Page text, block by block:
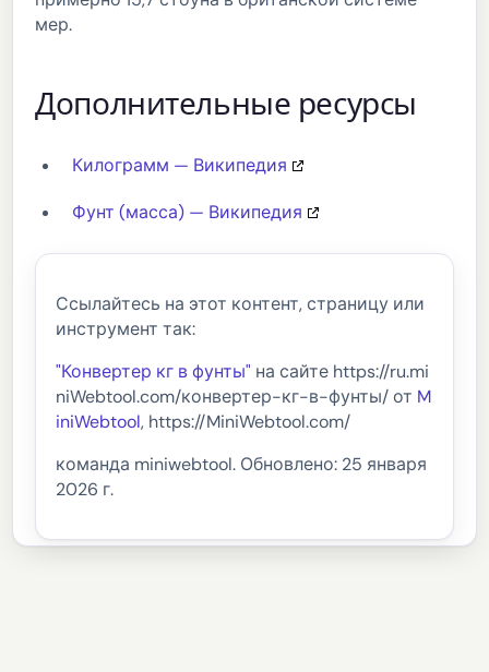
мер.
Дополнительные ресурсы
Килограмм — Википедия
Фунт (масса) — Википедия
Ссылайтесь на этот контент, страницу или
инструмент так:
"Конвертер кг в фунты" на сайте https://ru.mi
niWebtool.com/конвертер-кг-в-фунты/ от M
iniWebtool, https://MiniWebtool.com/
команда miniwebtool. Обновлено: 25 января
2026 г.